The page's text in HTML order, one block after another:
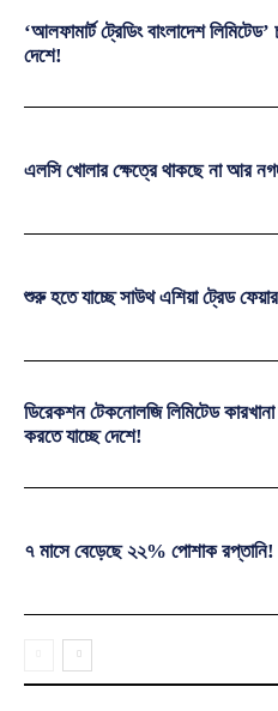
‘আলফামার্ট ট্রেডিং বাংলাদেশ লিমিটেড’
দেশে!
এলসি খোলার ক্ষেত্রে থাকছে না আর
শুরু হতে যাচ্ছে সাউথ এশিয়া ট্রেড
ডিরেকশন টেকনোলজি লিমিটেড
করতে যাচ্ছে দেশে!
৭ মাসে বেড়েছে ২২% পোশাক রপ্তানি!